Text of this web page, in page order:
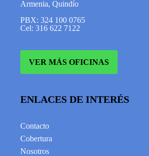
Armenia, Quindío
PBX: 324 100 0765
Cel: 316 622 7122
VER MÁS OFICINAS
ENLACES DE INTERÉS
Contacto
Cobertura
Nosotros